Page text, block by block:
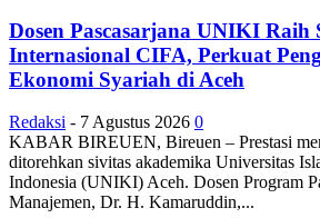
Dosen Pascasarjana UNIKI Raih
Internasional CIFA, Perkuat
Ekonomi Syariah di Aceh
Redaksi - 7 Agustus 2026 0
KABAR BIREUEN, Bireuen – Prestasi
ditorehkan sivitas akademika Universitas
Indonesia (UNIKI) Aceh. Dosen Program
Manajemen, Dr. H. Kamaruddin,...